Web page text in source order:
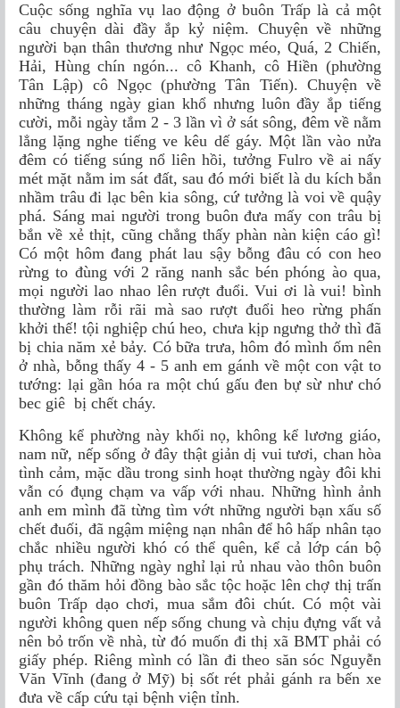
Cuộc sống nghĩa vụ lao động ở buôn Trấp là cả một
câu chuyện dài đầy ắp kỷ niệm. Chuyện về những
người bạn thân thương như Ngọc méo, Quá, 2 Chiến,
Hải, Hùng chín ngón... cô Khanh, cô Hiền (phường
Tân Lập) cô Ngọc (phường Tân Tiến). Chuyện về
những tháng ngày gian khổ nhưng luôn đầy ắp tiếng
cười, mỗi ngày tắm 2 - 3 lần vì ở sát sông, đêm về nằm
lẳng lặng nghe tiếng ve kêu dế gáy. Một lần vào nửa
đêm có tiếng súng nổ liên hồi, tưởng Fulro về ai nấy
mét mặt nằm im sát đất, sau đó mới biết là du kích bắn
nhầm trâu đi lạc bên kia sông, cứ tưởng là voi về quậy
phá. Sáng mai người trong buôn đưa mấy con trâu bị
bắn về xẻ thịt, cũng chẳng thấy phàn nàn kiện cáo gì!
Có một hôm đang phát lau sậy bỗng đâu có con heo
rừng to đùng với 2 răng nanh sắc bén phóng ào qua,
mọi người lao nhao lên rượt đuổi. Vui ơi là vui! bình
thường làm rỗi rãi mà sao rượt đuổi heo rừng phấn
khởi thế! tội nghiệp chú heo, chưa kịp ngưng thở thì đã
bị chia năm xẻ bảy. Có bữa trưa, hôm đó mình ốm nên
ở nhà, bỗng thấy 4 - 5 anh em gánh về một con vật to
tướng: lại gần hóa ra một chú gấu đen bự sừ như chó
bec giê bị chết cháy.
Không kể phường này khối nọ, không kể lương giáo,
nam nữ, nếp sống ở đây thật giản dị vui tươi, chan hòa
tình cảm, mặc dầu trong sinh hoạt thường ngày đôi khi
vẫn có đụng chạm va vấp với nhau. Những hình ảnh
anh em mình đã từng tìm vớt những người bạn xấu số
chết đuối, đã ngậm miệng nạn nhân để hô hấp nhân tạo
chắc nhiều người khó có thể quên, kể cả lớp cán bộ
phụ trách. Những ngày nghỉ lại rủ nhau vào thôn buôn
gần đó thăm hỏi đồng bào sắc tộc hoặc lên chợ thị trấn
buôn Trấp dạo chơi, mua sắm đôi chút. Có một vài
người không quen nếp sống chung và chịu đựng vất vả
nên bỏ trốn về nhà, từ đó muốn đi thị xã BMT phải có
giấy phép. Riêng mình có lần đi theo săn sóc Nguyễn
Văn Vĩnh (đang ở Mỹ) bị sốt rét phải gánh ra bến xe
đưa về cấp cứu tại bệnh viện tỉnh.